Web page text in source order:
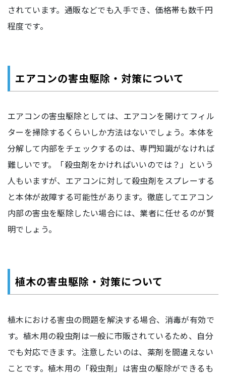
されています。通販などでも入手でき、価格帯も数千円
程度です。
エアコンの害虫駆除・対策について
エアコンの害虫駆除としては、エアコンを開けてフィル
ターを掃除するくらいしか方法はないでしょう。本体を
分解して内部をチェックするのは、専門知識がなければ
難しいです。「殺虫剤をかければいいのでは？」という
人もいますが、エアコンに対して殺虫剤をスプレーする
と本体が故障する可能性があります。徹底してエアコン
内部の害虫を駆除したい場合には、業者に任せるのが賢
明でしょう。
植木の害虫駆除・対策について
植木における害虫の問題を解決する場合、消毒が有効で
す。植木用の殺虫剤は一般に市販されているため、自分
でも対応できます。注意したいのは、薬剤を間違えない
ことです。植木用の「殺虫剤」は害虫の駆除ができるも